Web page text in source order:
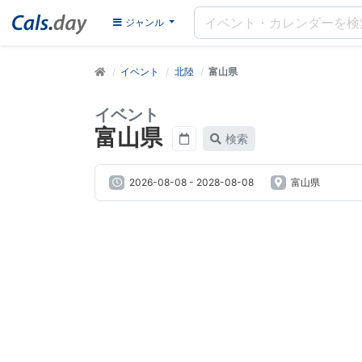
ジャンル
イベント 北陸 富山県
イベント
富山県 検索
2026-08-08 - 2028-08-08 富山県